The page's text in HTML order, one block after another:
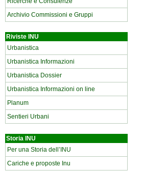
Archivio Commissioni e Gruppi
Riviste INU
Urbanistica
Urbanistica Informazioni
Urbanistica Dossier
Urbanistica Informazioni on line
Planum
Sentieri Urbani
Storia INU
Per una Storia dell’INU
Cariche e proposte Inu